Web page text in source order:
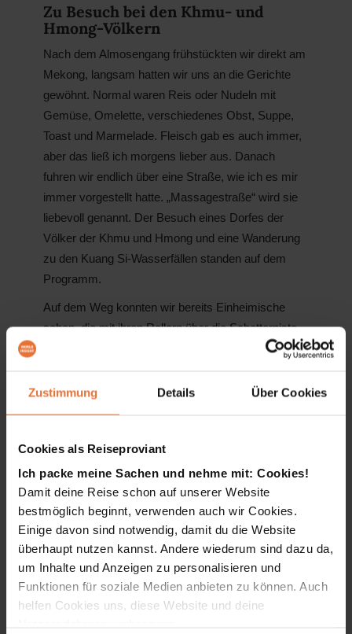
Zustimmung Details Über Cookies
Cookies als Reiseproviant
Ich packe meine Sachen und nehme mit: Cookies!
Damit deine Reise schon auf unserer Website
bestmöglich beginnt, verwenden auch wir Cookies.
Einige davon sind notwendig, damit du die Website
überhaupt nutzen kannst. Andere wiederum sind dazu da,
um Inhalte und Anzeigen zu personalisieren und
Funktionen für soziale Medien anbieten zu können. Auch
helfen Cookies uns, diese Website und deine
Zu Besuch bei den Khmu- und
Hmong-Völkern
Nach dem Almosengang frühstückten wir direkt am
Mekong, langsam hatten wir uns an die Gerichte
gewöhnt. Normal waren Reis oder Nudeln mit
Gemüse, Omelette, verschiedenes Obst, Suppe,
Toast und Marmelade. Fleisch gab es auch immer,
aber das ließ ich morgens lieber aus. Danach
fuhren wir endlich über eine Straße, wie ich es mir
immer vorgestellt hatte. „Massagestraße“ wird sie
liebevoll genannt. Der Besuch eines Dorfes der
Völker der Khmu und Hmong und eine Wanderung
zu den Kuang Si-Wasserfällen standen auf dem
Programm.
Auf dem Weg konnten wir bereits Einheimische
sehen, die mit ihren Rollern über die Schotterpiste
fuhren, teilweise saßen ganze Familien auf einem
kleinen Mädchen verzückt, welche uns sofort
versuchte sogar mitzumachen, scheiterte aber
kläglich. Beim Gang durchs Dorf war es
beeindruckend zu sehen, wie diese Völker leben.
Wir waren wie eine Attraktion und ein paar Kinder
schlossen sich uns an. Kongsy konnte leider
schwer mit ihnen kommunizieren, da sie eine
eigene Sprache sprechen. Die Mädels wollten an
unseren Händen laufen, schenkten uns Blumen und
Irene brachte allen das Zählen auf Englisch bei.